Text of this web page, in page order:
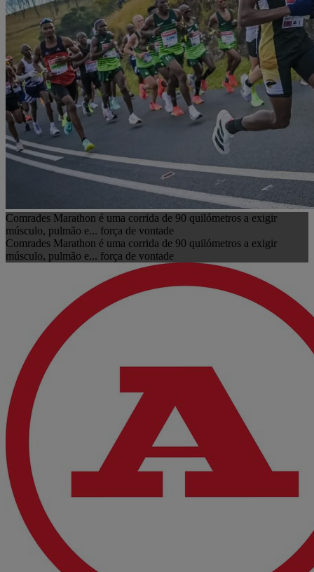
Comrades Marathon é uma corrida de 90 quilómetros a exigir
músculo, pulmão e... força de vontade
Comrades Marathon é uma corrida de 90 quilómetros a exigir
músculo, pulmão e... força de vontade